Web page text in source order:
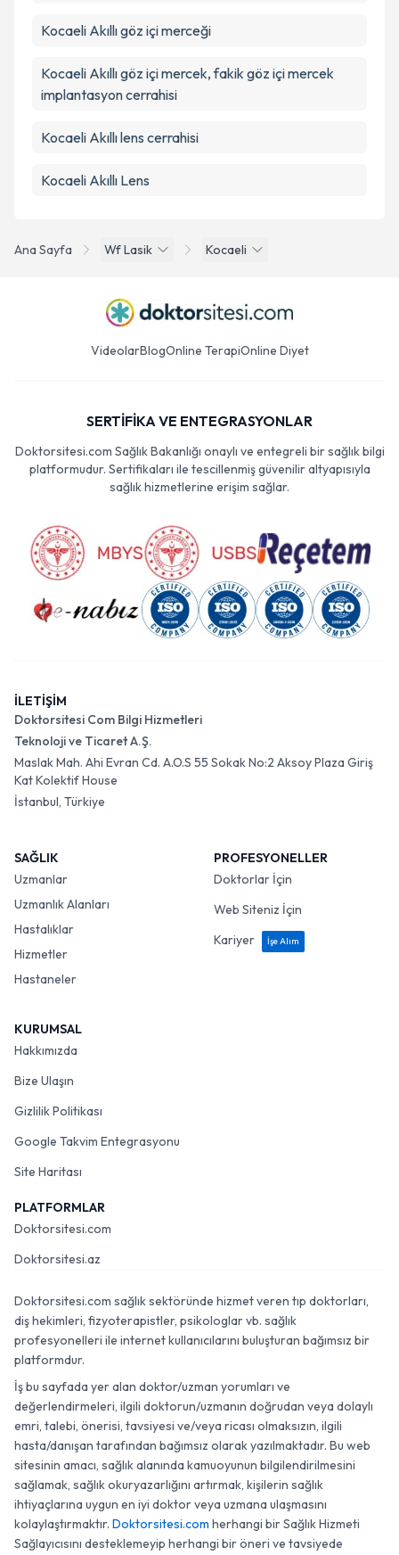
Ana Sayfa Wf Lasik Kocaeli
Kocaeli Akıllı göz içi merceği
Kocaeli Akıllı göz içi mercek, fakik göz içi mercek
implantasyon cerrahisi
Kocaeli Akıllı lens cerrahisi
Kocaeli Akıllı Lens
VideolarBlogOnline TerapiOnline Diyet
SERTİFİKA VE ENTEGRASYONLAR
Doktorsitesi.com Sağlık Bakanlığı onaylı ve entegreli bir sağlık bilgi
platformudur. Sertifikaları ile tescillenmiş güvenilir altyapısıyla
sağlık hizmetlerine erişim sağlar.
İLETİŞİM
Doktorsitesi Com Bilgi Hizmetleri
Teknoloji ve Ticaret A.Ş.
Maslak Mah. Ahi Evran Cd. A.O.S 55 Sokak No:2 Aksoy Plaza Giriş
Kat Kolektif House
İstanbul, Türkiye
SAĞLIK
Uzmanlar
Uzmanlık Alanları
Hastalıklar
Hizmetler
Hastaneler
PROFESYONELLER
Doktorlar İçin
Web Siteniz İçin
Kariyer
İşe Alım
KURUMSAL
Hakkımızda
Bize Ulaşın
Gizlilik Politikası
Google Takvim Entegrasyonu
Site Haritası
PLATFORMLAR
Doktorsitesi.com
Doktorsitesi.az
Doktorsitesi.com sağlık sektöründe hizmet veren tıp doktorları,
diş hekimleri, fizyoterapistler, psikologlar vb. sağlık
profesyonelleri ile internet kullanıcılarını buluşturan bağımsız bir
platformdur.
İş bu sayfada yer alan doktor/uzman yorumları ve
değerlendirmeleri, ilgili doktorun/uzmanın doğrudan veya dolaylı
emri, talebi, önerisi, tavsiyesi ve/veya ricası olmaksızın, ilgili
hasta/danışan tarafından bağımsız olarak yazılmaktadır. Bu web
sitesinin amacı, sağlık alanında kamuoyunun bilgilendirilmesini
sağlamak, sağlık okuryazarlığını artırmak, kişilerin sağlık
ihtiyaçlarına uygun en iyi doktor veya uzmana ulaşmasını
kolaylaştırmaktır. Doktorsitesi.com herhangi bir Sağlık Hizmeti
Sağlayıcısını desteklemeyip herhangi bir öneri ve tavsiyede